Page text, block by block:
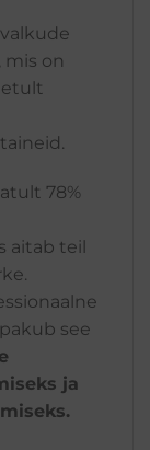
on
78%
aitab teil
see
ja